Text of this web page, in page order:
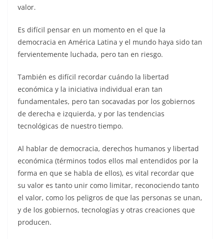
valor.
Es difícil pensar en un momento en el que la
democracia en América Latina y el mundo haya sido tan
fervientemente luchada, pero tan en riesgo.
También es difícil recordar cuándo la libertad
económica y la iniciativa individual eran tan
fundamentales, pero tan socavadas por los gobiernos
de derecha e izquierda, y por las tendencias
tecnológicas de nuestro tiempo.
Al hablar de democracia, derechos humanos y libertad
económica (términos todos ellos mal entendidos por la
forma en que se habla de ellos), es vital recordar que
su valor es tanto unir como limitar, reconociendo tanto
el valor, como los peligros de que las personas se unan,
y de los gobiernos, tecnologías y otras creaciones que
producen.